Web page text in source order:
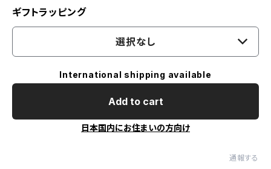
ギフトラッピング
選択なし
International shipping available
Add to cart
日本国内にお住まいの方向け
通報する